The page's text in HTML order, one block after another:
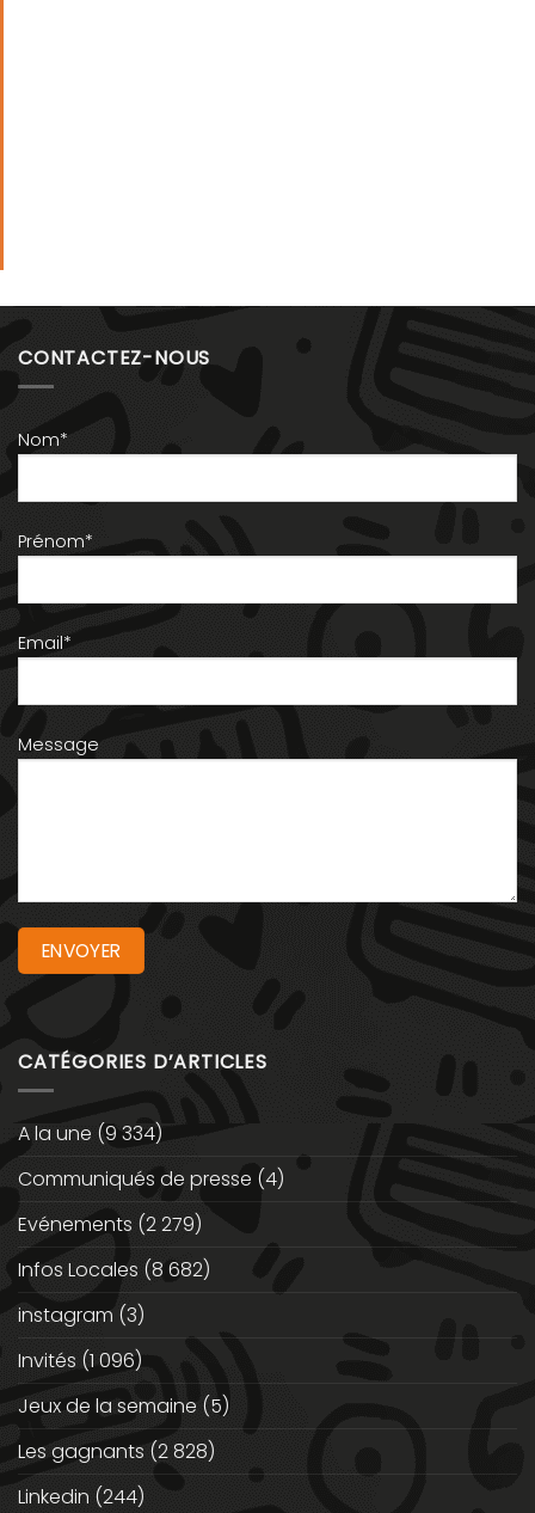
CONTACTEZ-NOUS
Nom*
Prénom*
Email*
Message
CATÉGORIES D’ARTICLES
A la une (9 334)
Communiqués de presse (4)
Evénements (2 279)
Infos Locales (8 682)
instagram (3)
Invités (1 096)
Jeux de la semaine (5)
Les gagnants (2 828)
Linkedin (244)